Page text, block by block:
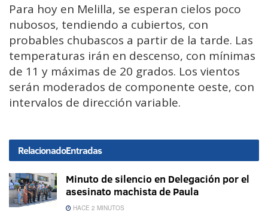
Para hoy en Melilla, se esperan cielos poco
nubosos, tendiendo a cubiertos, con
probables chubascos a partir de la tarde. Las
temperaturas irán en descenso, con mínimas
de 11 y máximas de 20 grados. Los vientos
serán moderados de componente oeste, con
intervalos de dirección variable.
RelacionadoEntradas
Minuto de silencio en Delegación por el
asesinato machista de Paula
HACE 2 MINUTOS